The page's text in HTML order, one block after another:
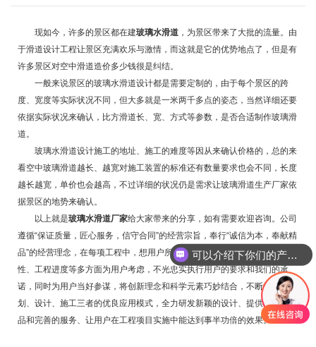
现如今，许多的景区都在建玻璃水滑道 ，为景区带来了大批的流量。由
于滑道设计工程让景区充满欢乐与激情，而这就是它的优势地点了，但是有
许多景区对空中滑道造价多少钱很是纠结。
一般来说景区的玻璃水滑道设计都是需要定制的，由于每个景区的跨
度、宽度等实际状况不同，但大多就是一米两千多点的姿态，当然详细还要
依据实际状况来确认，比方滑道长、宽、方式等参数，是否合适制作玻璃滑
道。
玻璃水滑道设计施工的地址、施工的难度等因从来确认价格的，总的来
看空中玻璃滑道越长、越宽对施工装置的标准还有数量要求也会不同，长度
越长越宽，单价也会越高，不过详细的状况仍是需求让玻璃滑道生产厂家依
据景区的地势来确认。
以上就是玻璃水滑道厂家给大家带来的分享，如有需要欢迎咨询。公司
遵循“保证质量，匠心服务，信守合同”的经营宗旨，奉行“诚信为本，奉献精
品”的经营理念，在每项工程中，想用户所想，从工程品质、适用性、经济
性、工程进度等多方面为用户考虑，不光忠实执行用户的要求和我们的承
诺，同时为用户当好参谋，将创新理念和科学元素巧妙结合，不断探索规
划、设计、施工三者的优良应用模式，全力研发新颖的设计、提供优质的产
品和完善的服务、让用户在工程项目实施中能达到事半功倍的效果。
可以介绍下你们的产品么